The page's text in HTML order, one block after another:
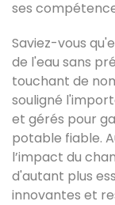
ses
Saviez-vous
de l'eau sans
touchant de
souligné
et gérés pour
potable fiable.
l’impact du
d'autant plus
innovantes et